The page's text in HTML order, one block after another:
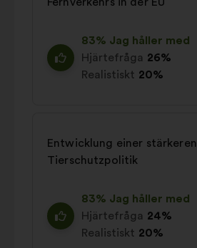
83% Jag håller med
Hjärtefråga 26%
Realistiskt 20%
Entwicklung einer stärkeren
Tierschutzpolitik
83% Jag håller med
Hjärtefråga 24%
Realistiskt 20%